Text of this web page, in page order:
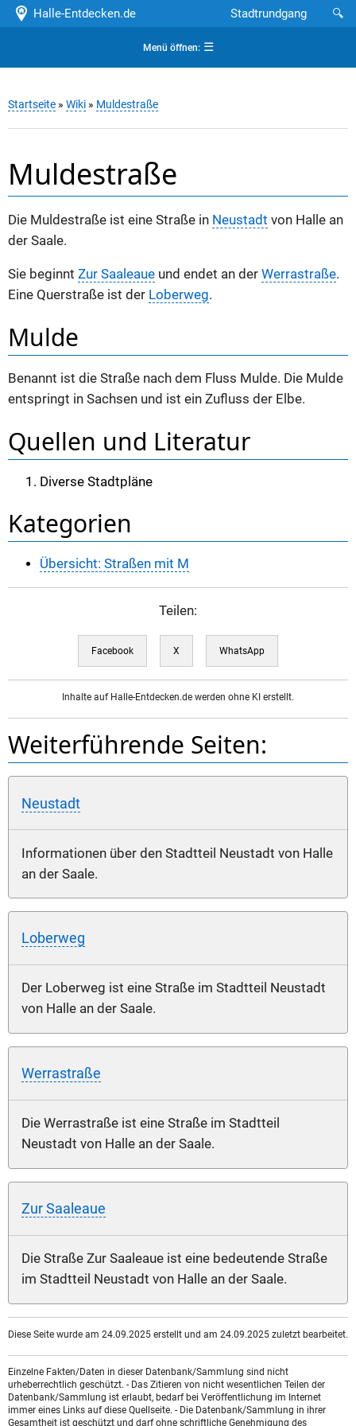
Halle-Entdecken.de 🔍
Stadtrundgang
Menü öffnen:☰
Startseite » Wiki » Muldestraße
Muldestraße
Die Muldestraße ist eine Straße in Neustadt von Halle an
der Saale.
Sie beginnt Zur Saaleaue und endet an der Werrastraße.
Eine Querstraße ist der Loberweg.
Mulde
Benannt ist die Straße nach dem Fluss Mulde. Die Mulde
entspringt in Sachsen und ist ein Zufluss der Elbe.
Quellen und Literatur
Diverse Stadtpläne
Kategorien
Übersicht: Straßen mit M
Teilen:
Facebook X WhatsApp
Inhalte auf Halle-Entdecken.de werden ohne KI erstellt.
Weiterführende Seiten:
Neustadt
Informationen über den Stadtteil Neustadt von Halle
an der Saale.
Loberweg
Der Loberweg ist eine Straße im Stadtteil Neustadt
von Halle an der Saale.
Werrastraße
Die Werrastraße ist eine Straße im Stadtteil
Neustadt von Halle an der Saale.
Zur Saaleaue
Die Straße Zur Saaleaue ist eine bedeutende Straße
im Stadtteil Neustadt von Halle an der Saale.
Diese Seite wurde am 24.09.2025 erstellt und am 24.09.2025 zuletzt bearbeitet.
Einzelne Fakten/Daten in dieser Datenbank/Sammlung sind nicht
urheberrechtlich geschützt. - Das Zitieren von nicht wesentlichen Teilen der
Datenbank/Sammlung ist erlaubt, bedarf bei Veröffentlichung im Internet
immer eines Links auf diese Quellseite. - Die Datenbank/Sammlung in ihrer
Gesamtheit ist geschützt und darf ohne schriftliche Genehmigung des